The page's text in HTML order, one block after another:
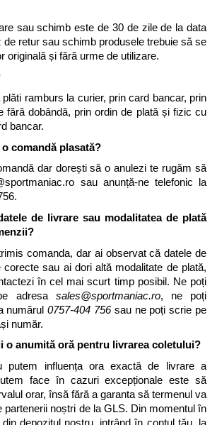
sau schimb este de 30 de zile de la data
de retur sau schimb produsele trebuie să se
originală și fără urme de utilizare.
ramburs la curier, prin card bancar, prin
fără dobândă, prin ordin de plată și fizic cu
bancar.
comandă plasată?
dar dorești să o anulezi te rugăm să
sau anunță-ne telefonic la
de livrare sau modalitatea de plată
comanda, dar ai observat că datele de
sau ai dori altă modalitate de plată,
în cel mai scurt timp posibil. Ne poți
adresa sales@sportmaniac.ro, ne poți
numărul 0757-404 756
număr.
o anumită oră pentru livrarea coletului?
putem influența ora exactă de livrare a
face în cazuri excepționale este să
orar, însă fără a garanta să termenul va
partenerii noștri de la GLS. Din momentul în
depozitul nostru, intrând în contul tău, la